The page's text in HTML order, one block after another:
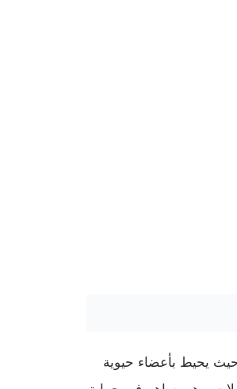
يحيط بأعضاء حيوية